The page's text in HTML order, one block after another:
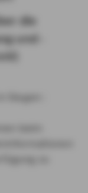
die
und -​